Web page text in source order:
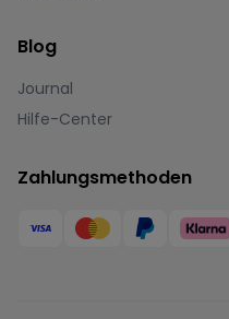
Blog
Journal
Hilfe-Center
Zahlungsmethoden